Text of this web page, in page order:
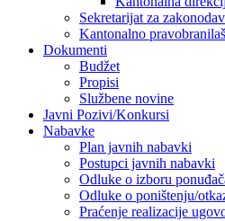
Sekretarijat za
Kantonalno
Dokumenti
Budžet
Propisi
Službene novine
Javni Pozivi/Konkursi
Nabavke
Plan javnih nabavki
Postupci javnih nabavki
Odluke o izboru
Odluke o poništenju/
Praćenje realizacije